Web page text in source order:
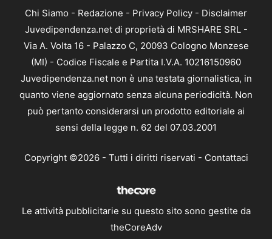
Chi Siamo - Redazione - Privacy Policy - Disclaimer
Juvedipendenza.net di proprietà di MRSHARE SRL -
Via A. Volta 16 - Palazzo C, 20093 Cologno Monzese
(MI) - Codice Fiscale e Partita I.V.A. 10216150960
Juvedipendenza.net non è una testata giornalistica, in
quanto viene aggiornato senza alcuna periodicità. Non
può pertanto considerarsi un prodotto editoriale ai
sensi della legge n. 62 del 07.03.2001
Copyright ©2026 - Tutti i diritti riservati - Contattaci
Le attività pubblicitarie su questo sito sono gestite da
theCoreAdv